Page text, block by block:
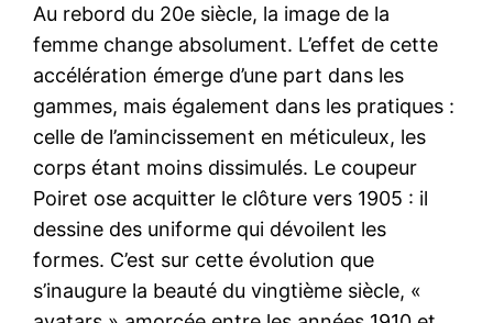
Au rebord du 20e siècle, la image de la
femme change absolument. L’effet de cette
accélération émerge d’une part dans les
gammes, mais également dans les pratiques :
celle de l’amincissement en méticuleux, les
corps étant moins dissimulés. Le coupeur
Poiret ose acquitter le clôture vers 1905 : il
dessine des uniforme qui dévoilent les
formes. C’est sur cette évolution que
s’inaugure la beauté du vingtième siècle, «